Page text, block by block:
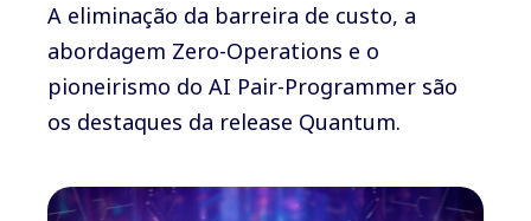
A eliminação da barreira de custo, a
abordagem Zero-Operations e o
pioneirismo do AI Pair-Programmer são
os destaques da release Quantum.